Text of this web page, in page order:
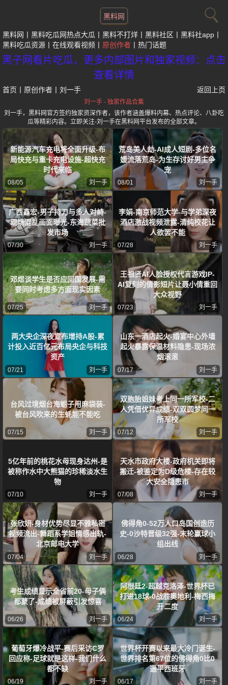
黑料网
黑料网 黑料吃瓜网热点大瓜 黑料不打烊 黑料社区
黑料社app
黑料吃瓜资源
在线观看视频 原创作者 热门话题
黑子网看片吃瓜，更多内部图片和独家视频：点击
查看详情
首页 原创作者 刘一手 返回上页
刘一手 - 独家作品合集
刘一手，黑料网官方签约独家资深作者，该作者涵盖爆料内幕、热点评论、八卦吃
瓜等精彩内容。立即关注-刘一手在黑料网平台发布的全部文章。
新能源汽车充电将全面升级-布
局快充与重卡充电设施-超快充
时代来临
08/05 刘一手
荒岛美人劫-AI成人短剧-多位名
媛流落荒岛-为生存讨好男主争
宠
08/01 刘一手
广西鑫宏-男子持刀与多人对峙-
现场混乱画面曝光-东海蔬菜批
发市场
07/30 刘一手
李娟-南京师范大学-与学弟深夜
酒店激战视频泄露-清纯校花让
人欲罢不能
07/28 刘一手
邓煜谈学生是否应回国发展-需
要同时考虑多方面现实因素
07/25 刘一手
王祖贤AI人脸授权代言游戏IP-
AI复刻的倩影短片让聂小倩重回
大众视野
07/23 刘一手
两大央企深夜宣布增持A股-累
计投入近百亿元布局央企与科技
资产
07/21 刘一手
山东一酒店起火-婚宴中心外墙
起火暴露保温材料隐患-现场浓
烟滚滚
07/17 刘一手
台风过境烟台海蛎子用麻袋装-
被台风吹来的生蚝能不能吃
07/15 刘一手
双胞胎姐妹考上同一所军校-二
人凭借优异成绩-双双圆梦同一
所军校
07/12 刘一手
5亿年前的桃花水母现身达州-是
被称作水中大熊猫的珍稀淡水生
物
07/10 刘一手
天水市政府大楼-政府机关即将
搬迁-被鉴定为D级危楼-存在较
大安全隐患市
07/08 刘一手
张欣妍-身材优势尽显不雅私密
视频流出-舞蹈系学姐情感出轨-
北京邮电大学
07/04 刘一手
佛得角0-52万人口岛国创造历
史-0沙特晋级32强-末轮赢球小
组出线
06/28 刘一手
考生成绩显示全省前20-母子俩
都蒙了-成绩被屏蔽引发惊喜
06/26 刘一手
阿根廷2-超越克洛泽-世界杯已
打进18球-0战胜奥地利-梅西梅
开二度
06/24 刘一手
葡萄牙爆冷战平-赛后采访C罗
回应称-足球就是这样-我们什么
都不缺
06/19 刘一手
世界杯开赛以来最大冷门诞生-
世界排名第67位的佛得角0比0
逼平西班牙
06/17 刘一手